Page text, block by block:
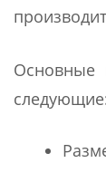
Основные